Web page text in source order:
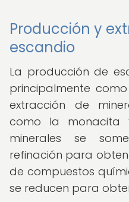
Producción y
escandio
La producción de
principalmente
extracción de
como la monacita
minerales se
refinación para
de compuestos
se reducen para